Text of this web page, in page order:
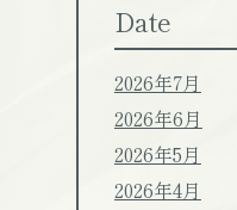
Date
2026年7月
2026年6月
2026年5月
2026年4月